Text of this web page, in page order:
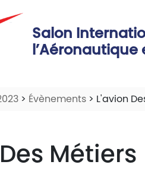
Salon
l’Aéronautique
> Évènements > L'avion
Métiers